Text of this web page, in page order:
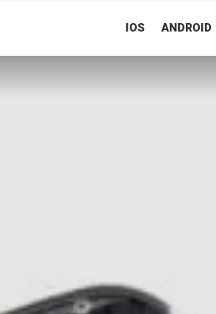
IOS ANDROID